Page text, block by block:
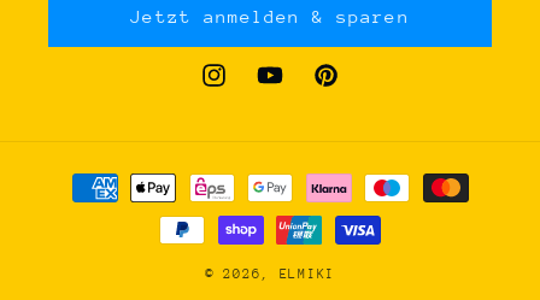
Jetzt anmelden & sparen
InstagramYouTubePinterest
Zahlungsmethoden
© 2026, ELMIKI